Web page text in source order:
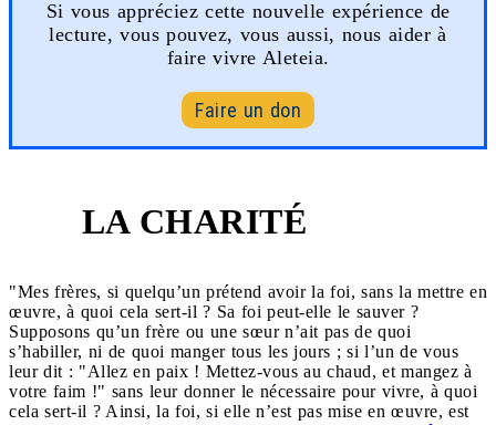
Si vous appréciez cette nouvelle expérience de
lecture, vous pouvez, vous aussi, nous aider à
faire vivre Aleteia.
Faire un don
LA CHARITÉ
"Mes frères, si quelqu’un prétend avoir la foi, sans la mettre en
œuvre, à quoi cela sert-il ? Sa foi peut-elle le sauver ?
Supposons qu’un frère ou une sœur n’ait pas de quoi
s’habiller, ni de quoi manger tous les jours ; si l’un de vous
leur dit : "Allez en paix ! Mettez-vous au chaud, et mangez à
votre faim !" sans leur donner le nécessaire pour vivre, à quoi
cela sert-il ? Ainsi, la foi, si elle n’est pas mise en œuvre, est